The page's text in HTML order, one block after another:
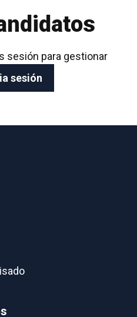
sesión para gestionar
sesión